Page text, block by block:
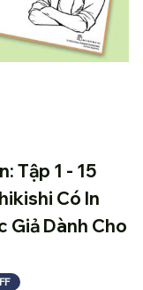
Tập 1 - 15
Có In
Giả Dành Cho